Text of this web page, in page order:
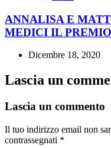
ANNALISA E
MEDICI IL
Dicembre 18, 2020
Lascia un
Lascia un commento
Il tuo indirizzo email non
contrassegnati *